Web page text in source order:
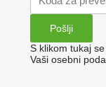
S klikom tukaj
Vaši osebni